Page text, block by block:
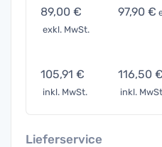
89,00 €
exkl. MwSt.
97,90 €
105,91 €
inkl. MwSt.
116,50 €
inkl.
Lieferservice